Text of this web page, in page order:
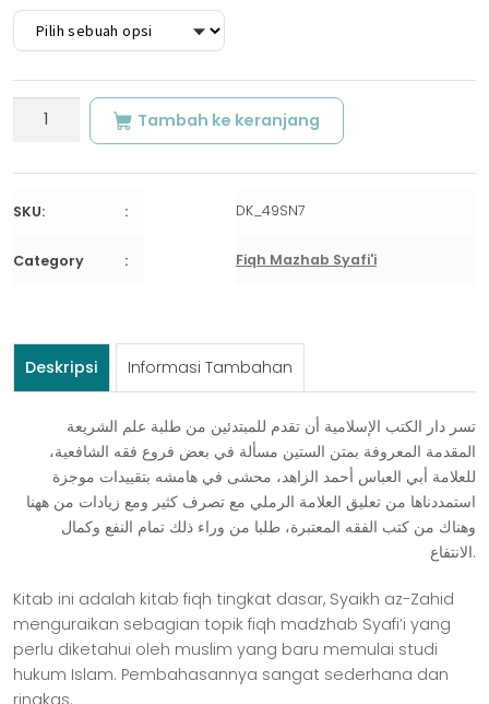
Kuantitas
|
الستين
Tambah ke keranjang
SKU: DK_49SN7
Category Fiqh Mazhab Syafi'i
Deskripsi Informasi Tambahan
ﺗﺴﺮ ﺩﺍﺭ ﺍﻟﻜﺘﺐ ﺍﻹﺳﻼﻣﻴﺔ ﺃﻥ ﺗﻘﺪﻡ ﻟﻠﻤﺒﺘﺪﺋﻴﻦ ﻣﻦ ﻃﻠﺒﺔ ﻋﻠﻢ ﺍﻟﺸﺮﻳﻌﺔ
ﺍﻟﻤﻘﺪﻣﺔ ﺍﻟﻤﻌﺮﻭﻓﺔ ﺑﻤﺘﻦ ﺍﻟﺴﺘﻴﻦ ﻣﺴﺄﻟﺔ ﻓﻲ ﺑﻌﺾ ﻓﺮﻭﻉ ﻓﻘﻪ ﺍﻟﺸﺎﻓﻌﻴﺔ،
ﻟﻠﻌﻼﻣﺔ ﺃﺑﻲ ﺍﻟﻌﺒﺎﺱ ﺃﺣﻤﺪ ﺍﻟﺰﺍﻫﺪ، ﻣﺤﺸﻰ ﻓﻲ ﻫﺎﻣﺸﻪ ﺑﺘﻘﻴﻴﺪﺍﺕ ﻣﻮﺟﺰﺓ
ﺍﺳﺘﻤﺪﺩﻧﺎﻫﺎ ﻣﻦ ﺗﻌﻠﻴﻖ ﺍﻟﻌﻼﻣﺔ ﺍﻟﺮﻣﻠﻲ ﻣﻊ ﺗﺼﺮﻑ ﻛﺜﻴﺮ ﻭﻣﻊ ﺯﻳﺎﺩﺍﺕ ﻣﻦ ﻫﻬﻨﺎ
ﻭﻫﻨﺎﻙ ﻣﻦ ﻛﺘﺐ ﺍﻟﻔﻘﻪ ﺍﻟﻤﻌﺘﺒﺮﺓ، ﻃﻠﺒﺎ ﻣﻦ ﻭﺭﺍﺀ ﺫﻟﻚ ﺗﻤﺎﻡ ﺍﻟﻨﻔﻊ ﻭﻛﻤﺎﻝ
ﺍﻻﻧﺘﻔﺎﻉ.
Kitab ini adalah kitab fiqh tingkat dasar, Syaikh az-Zahid
menguraikan sebagian topik fiqh madzhab Syafi’i yang
perlu diketahui oleh muslim yang baru memulai studi
hukum Islam. Pembahasannya sangat sederhana dan
ringkas.